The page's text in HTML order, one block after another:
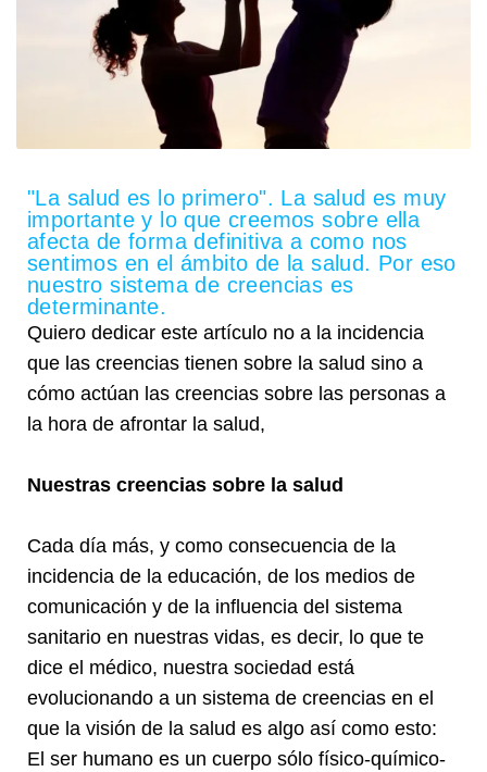
"La salud es lo primero". La salud es muy
importante y lo que creemos sobre ella
afecta de forma definitiva a como nos
sentimos en el ámbito de la salud. Por eso
nuestro sistema de creencias es
determinante.
Quiero dedicar este artículo no a la incidencia
que las creencias tienen sobre la salud sino a
cómo actúan las creencias sobre las personas a
la hora de afrontar la salud,
Nuestras creencias sobre la salud
Cada día más, y como consecuencia de la
incidencia de la educación, de los medios de
comunicación y de la influencia del sistema
sanitario en nuestras vidas, es decir, lo que te
dice el médico, nuestra sociedad está
evolucionando a un sistema de creencias en el
que la visión de la salud es algo así como esto:
El ser humano es un cuerpo sólo físico-químico-